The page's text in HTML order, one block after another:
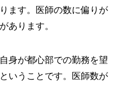
ます。医師の数に偏りが
あります。
身が都心部での勤務を望
いうことです。医師数が